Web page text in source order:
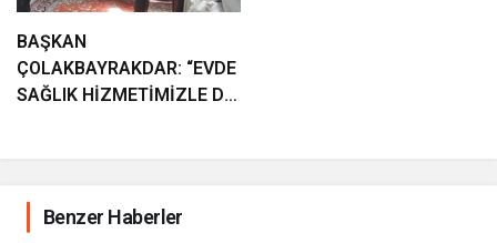
BAŞKAN
ÇOLAKBAYRAKDAR: “EVDE
SAĞLIK HİZMETİMİZLE DE
Benzer Haberler